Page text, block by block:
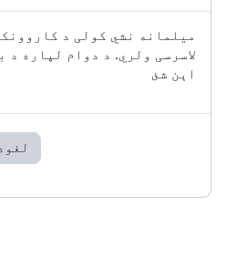
میلمانه نشي کولی د
لاسرسی ولري. د دوام لپاره د
اېن شئ